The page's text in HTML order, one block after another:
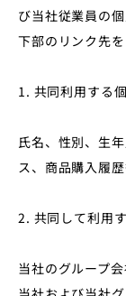
び当社従業員の
下部のリンク先を
1. 共同利用する
氏名、性別、生
ス、商品購入履
2. 共同して利用
当社のグループ